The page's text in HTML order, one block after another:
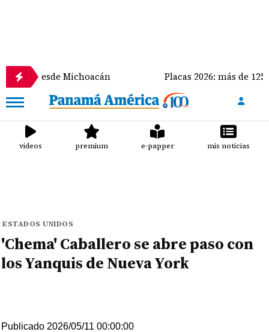
Michoacán Placas 2026: más de 125 mil
videos premium e-papper mis noticias
ESTADOS UNIDOS
'Chema' Caballero se abre paso con
los Yanquis de Nueva York
Publicado 2026/05/11 00:00:00